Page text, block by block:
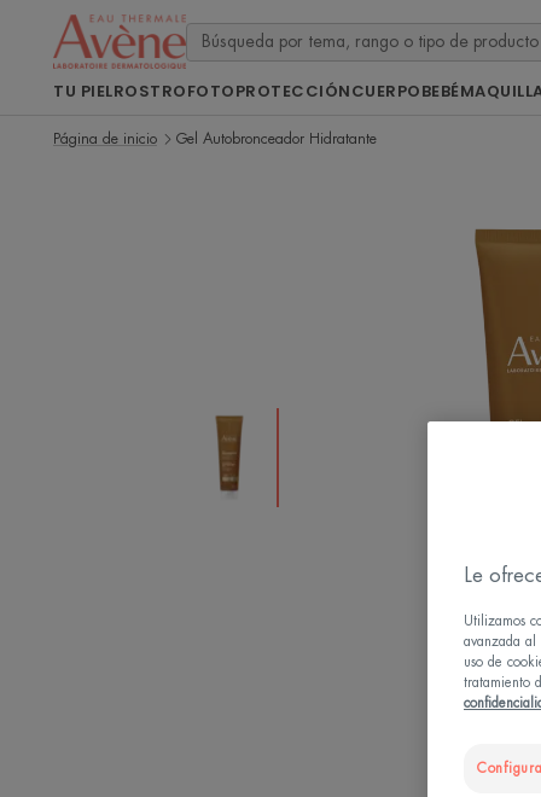
TU PIELROSTROFOTOPROTECCIÓNCUERPOBEBÉ
Página de inicio Gel Autobronceador Hidratante
Le
Utilizamos
avanzada al
uso de
tratamiento